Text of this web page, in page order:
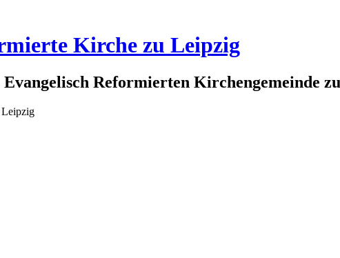
Kirche zu Leipzig
Evangelisch Reformierten Kirchengemeinde